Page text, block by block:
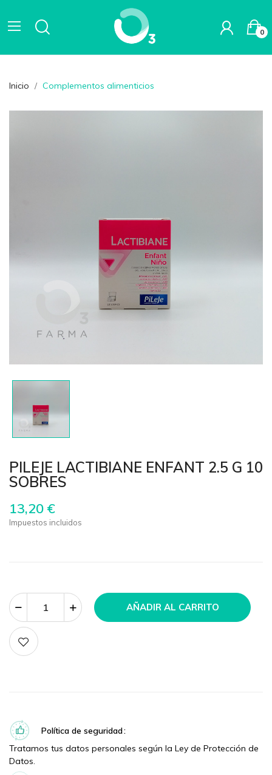
0
Inicio Complementos alimenticios
PILEJE LACTIBIANE ENFANT 2.5 G 10
SOBRES
13,20 €
Impuestos incluidos
AÑADIR AL CARRITO
Política de seguridad
Tratamos tus datos personales según la Ley de Protección de
Datos.